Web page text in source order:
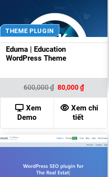
THEME PLUGIN
Eduma | Education
WordPress Theme
600,000₫ Giá
gốc
là:
600,000 ₫.
80,000₫Giá
hiện
tại
là:
80,000 ₫.
Xem
Demo
Xem chi
tiết